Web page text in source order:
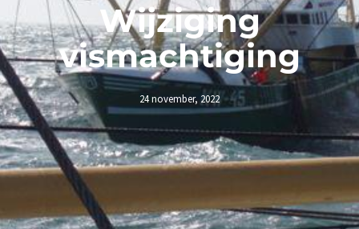
Wijziging
vismachtiging
24 november, 2022